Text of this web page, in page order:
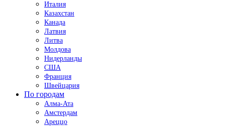
Италия
Казахстан
Канада
Латвия
Литва
Молдова
Нидерланды
США
Франция
Швейцария
По городам
Алма-Ата
Амстердам
Ареццо